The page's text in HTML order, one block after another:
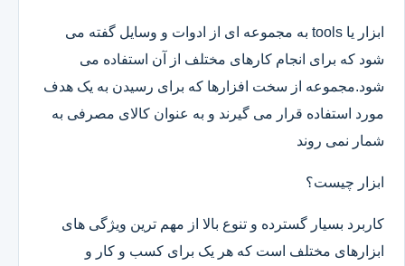
ابزار یا tools به مجموعه ای از ادوات و وسایل گفته می
شود که برای انجام کارهای مختلف از آن استفاده می
شود.مجموعه از سخت افزارها که برای رسیدن به یک هدف
مورد استفاده قرار می گیرند و به عنوان کالای مصرفی به
شمار نمی روند
ابزار چیست؟
کاربرد بسیار گسترده و تنوع بالا از مهم ترین ویژگی های
ابزارهای مختلف است که هر یک برای کسب و کار و